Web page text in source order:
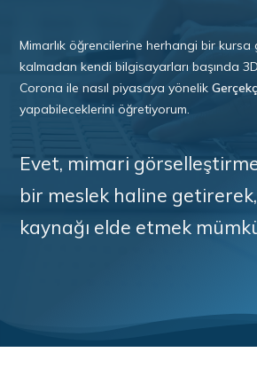
Mimarlık öğrencilerine herhangi bir kursa
kalmadan kendi bilgisayarları başında
Corona ile nasıl piyasaya yönelik
yapabileceklerini öğretiyorum.
Evet, mimari
bir meslek haline
kaynağı elde etmek